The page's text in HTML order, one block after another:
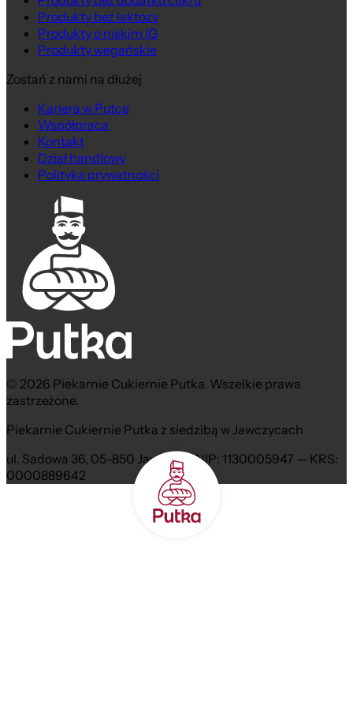
Produkty bez laktozy
Produkty o niskim IG
Produkty wegańskie
Zostań z nami na dłużej
Kariera w Putce
Współpraca
Kontakt
Dział handlowy
Polityka prywatności
© 2026 Piekarnie Cukiernie Putka. Wszelkie prawa
zastrzeżone.
Piekarnie Cukiernie Putka z siedzibą w Jawczycach
ul. Sadowa 36, 05-850 Jawczyce NIP: 1130005947 — KRS:
0000889642